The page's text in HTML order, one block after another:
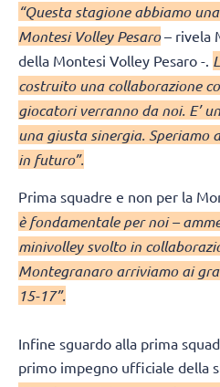
“Questa stagione abbiamo
Montesi Volley Pesaro– rivela
della Montesi Volley Pesaro -.
costruito una collaborazione
giocatori verranno da noi. E’
una giusta sinergia.
in futuro”.
Prima squadre e non per la
è fondamentale per noi –
minivolley svolto in
Montegranaro arriviamo ai
15-17”.
Infine sguardo alla prima
primo impegno ufficiale della